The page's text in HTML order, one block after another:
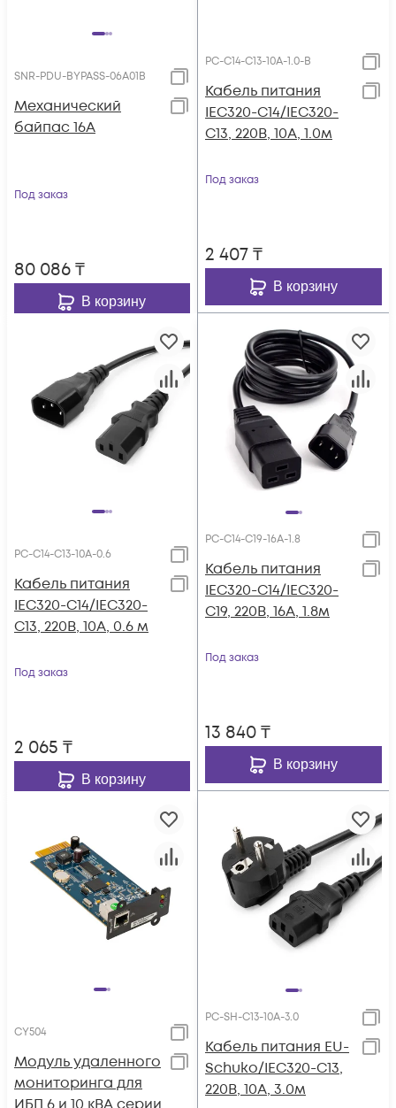
SNR-PDU-BYPASS-06A01B
Механический
байпас 16А
Под заказ
80 086₸
В корзину
PC-C14-C13-10A-1.0-B
Кабель питания
IEC320-C14/IEC320-
C13, 220B, 10А, 1.0м
Под заказ
2 407₸
В корзину
PC-C14-C13-10A-0.6
Кабель питания
IEC320-C14/IEC320-
C13, 220B, 10А, 0.6 м
Под заказ
2 065 ₸
В корзину
PC-C14-C19-16A-1.8
Кабель питания
IEC320-C14/IEC320-
C19, 220B, 16А, 1.8м
Под заказ
13 840₸
В корзину
CY504
Модуль удаленного
мониторинга для
PC-SH-C13-10A-3.0
Кабель питания EU-
Schuko/IEC320-C13,
220B, 10А, 3.0м